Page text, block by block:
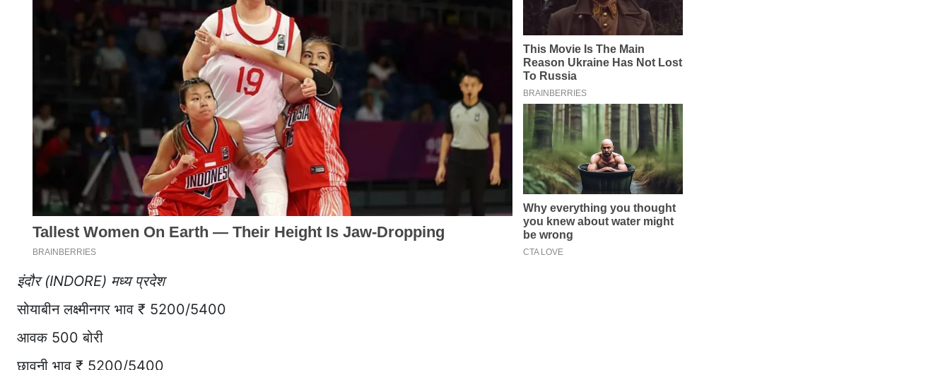
इंदौर (INDORE) मध्य प्रदेश
सोयाबीन लक्ष्मीनगर भाव ₹ 5200/5400
आवक 500 बोरी
छावनी भाव ₹ 5200/5400